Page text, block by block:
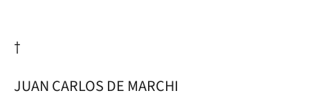
†
JUAN CARLOS DE MARCHI